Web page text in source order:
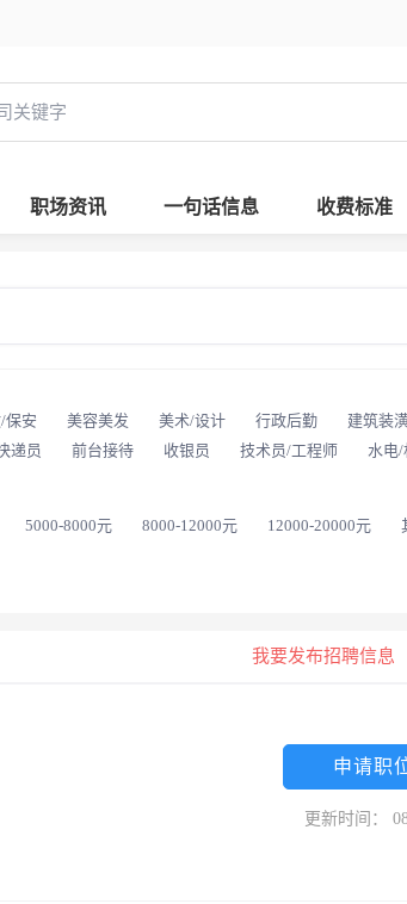
职场资讯 一句话信息 收费标准
保安 美容美发 美术/设计 行政后勤 建筑装
递员 前台接待 收银员 技术员/工程师 水电/
5000-8000元 8000-12000元 12000-20000元
我要发布招聘信息
申请职
更新时间：